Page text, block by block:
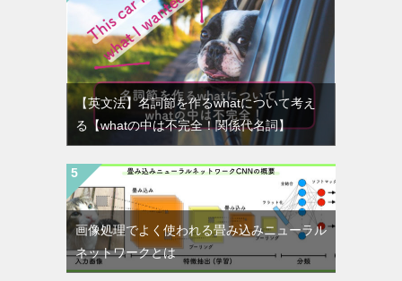
【英文法】名詞節を作るwhatについて考え
る【whatの中は不完全！関係代名詞】
画像処理でよく使われる畳み込みニューラル
ネットワークとは